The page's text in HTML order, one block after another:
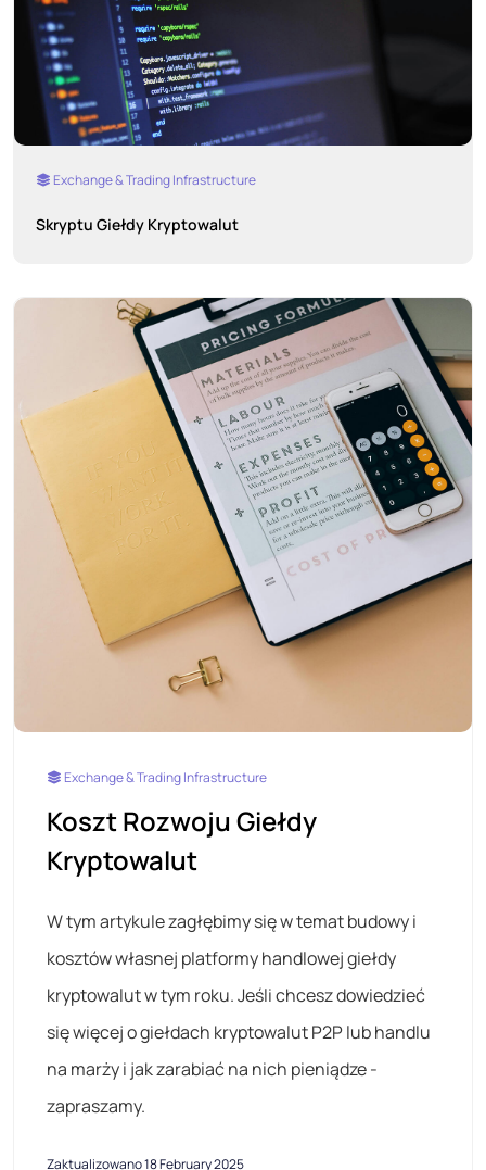
Exchange & Trading Infrastructure
Skryptu Giełdy Kryptowalut
Exchange & Trading Infrastructure
Koszt Rozwoju Giełdy
Kryptowalut
W tym artykule zagłębimy się w temat budowy i
kosztów własnej platformy handlowej giełdy
kryptowalut w tym roku. Jeśli chcesz dowiedzieć
się więcej o giełdach kryptowalut P2P lub handlu
na marży i jak zarabiać na nich pieniądze -
zapraszamy.
Zaktualizowano 18 February 2025